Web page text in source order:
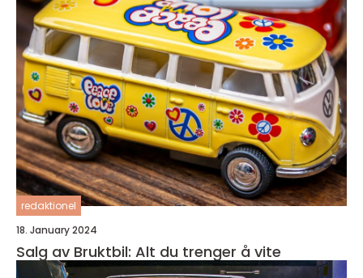
redaktionel
18. January 2024
Salg av Bruktbil: Alt du trenger å vite